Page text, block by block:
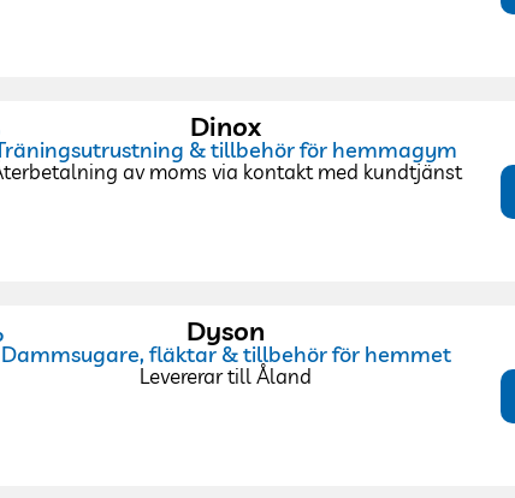
Dinox
& tillbehör för hemmagym
av moms via kontakt med kundtjänst
Dyson
Dammsugare, fläktar & tillbehör för hemmet
Levererar till Åland